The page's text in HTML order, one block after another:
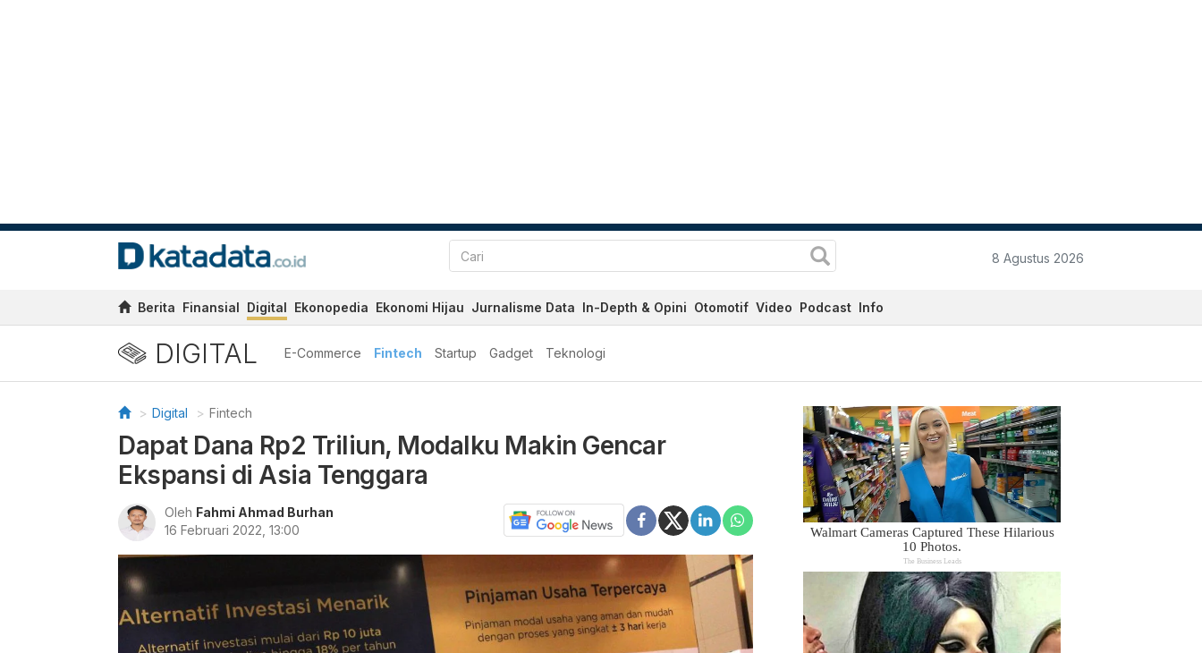
8 Agustus 2026
Berita Finansial Digital Ekonopedia Ekonomi Hijau Jurnalisme Data In-Depth & Opini Otomotif Video Podcast Info
DIGITAL E-Commerce Fintech Startup Gadget Teknologi
Digital Fintech
Dapat Dana Rp2 Triliun, Modalku Makin Gencar
Ekspansi di Asia Tenggara
Oleh Fahmi Ahmad Burhan
16 Februari 2022, 13:00